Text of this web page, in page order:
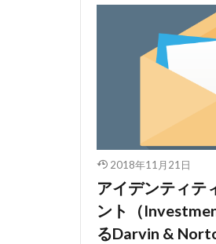
2018年11月21日
アイデンティテ
ント（
るDarvin &